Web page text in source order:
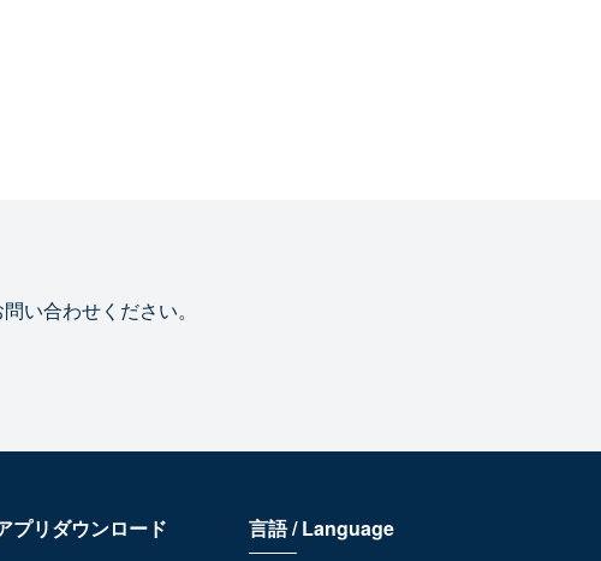
い合わせください。
プリダウンロード 言語 / Language